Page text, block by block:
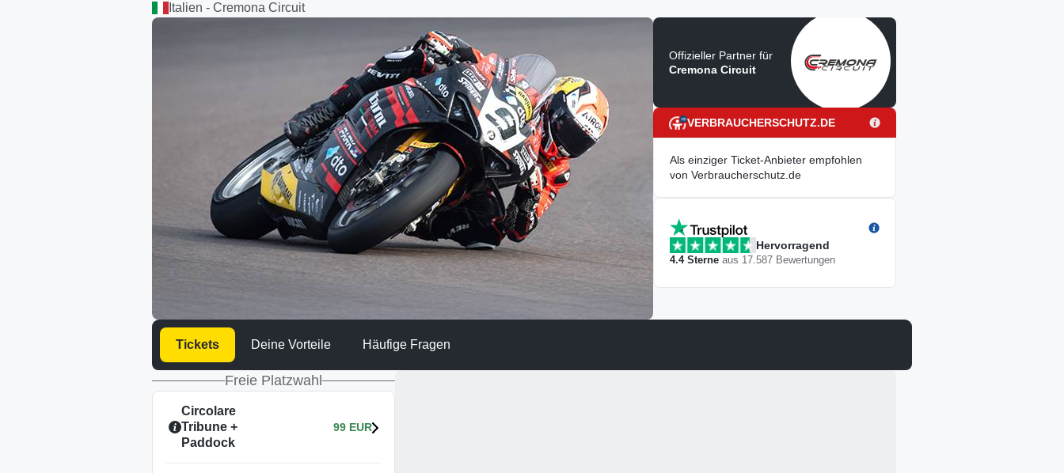
Italien - Cremona Circuit
Offizieller Partner für
Cremona Circuit
VERBRAUCHERSCHUTZ.DE
Als einziger Ticket-Anbieter empfohlen
von Verbraucherschutz.de
Hervorragend
4.4Sterne aus 17.587 Bewertungen
Tickets Deine Vorteile Häufige Fragen
Freie Platzwahl
Circolare
Tribune +
Paddock
99 EUR